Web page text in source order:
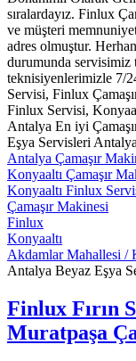
sıralardayız. Finlux
ve müşteri
adres olmuştur.
durumunda servisimiz
teknisiyenlerimizle 7/
Servisi, Finlux
Finlux Servisi,
Antalya En iyi
Eşya Servisleri
Antalya Çamaşır
Konyaaltı Çamaşır
Konyaaltı Finlux
Çamaşır Makinesi
Finlux
Konyaaltı
Akdamlar Mahallesi /
Antalya Beyaz Eşya
Finlux Fırın
Muratpaşa